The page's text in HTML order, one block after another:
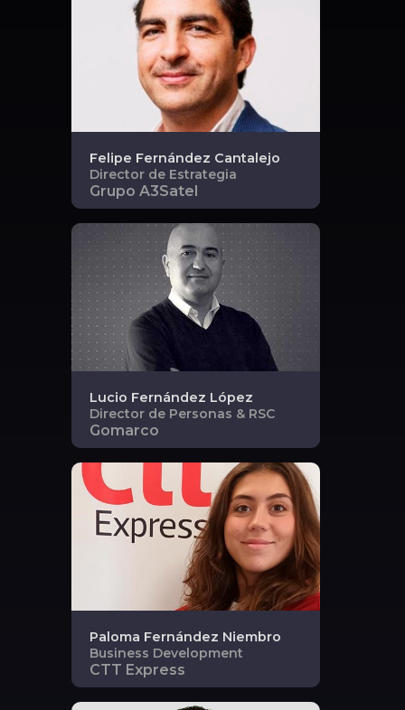
Felipe Fernández Cantalejo
Director de Estrategia
Grupo A3Satel
Lucio Fernández López
Director de Personas & RSC
Gomarco
Paloma Fernández Niembro
Business Development
CTT Express